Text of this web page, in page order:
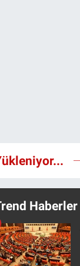
Haberler